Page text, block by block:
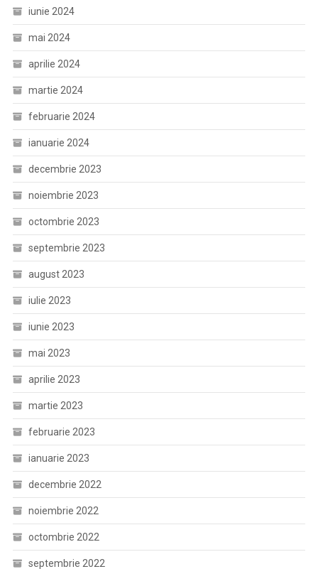
iunie 2024
mai 2024
aprilie 2024
martie 2024
februarie 2024
ianuarie 2024
decembrie 2023
noiembrie 2023
octombrie 2023
septembrie 2023
august 2023
iulie 2023
iunie 2023
mai 2023
aprilie 2023
martie 2023
februarie 2023
ianuarie 2023
decembrie 2022
noiembrie 2022
octombrie 2022
septembrie 2022